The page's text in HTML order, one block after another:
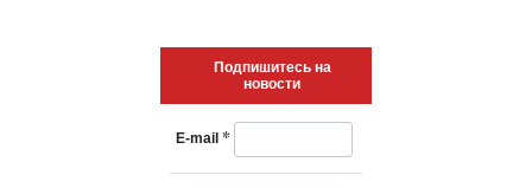
Подпишитесь на
новости
E-mail *